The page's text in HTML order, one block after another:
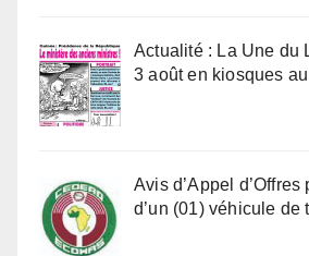
Actualité : La Une du
3 août en kiosques
Avis d’Appel d’Offres
d’un (01) véhicule